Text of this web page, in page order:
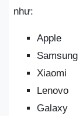
như:
Apple
Samsung
Xiaomi
Lenovo
Galaxy